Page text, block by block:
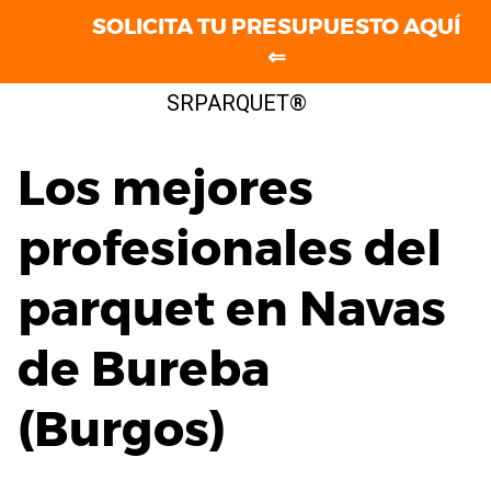
SRPARQUET®
Los mejores
profesionales del
parquet en Navas
de Bureba
(Burgos)
SOLICITA TU PRESUPUESTO AQUÍ
⇐